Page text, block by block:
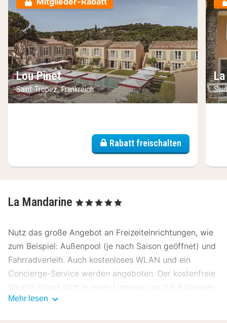
Lou Pinet
Saint-Tropez, Frankreich
Rabatt freischalten
La Mandarine , 5 Sterne
Nutz das große Angebot an Freizeiteinrichtungen, wie
zum Beispiel: Außenpool (je nach Saison geöffnet) und
Fahrradverleih. Auch kostenloses WLAN und ein
Concierge-Service werden angeboten. Der kostenfreie
Shuttle bringt dich in einen Umkreis von 0.6 Kilometer.
Mehr lesen